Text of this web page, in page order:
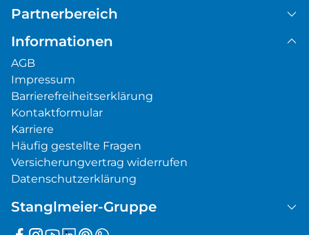
Partnerbereich
Informationen
AGB
Impressum
Barrierefreiheitserklärung
Kontaktformular
Karriere
Häufig gestellte Fragen
Versicherungvertrag widerrufen
Datenschutzerklärung
Stanglmeier-Gruppe